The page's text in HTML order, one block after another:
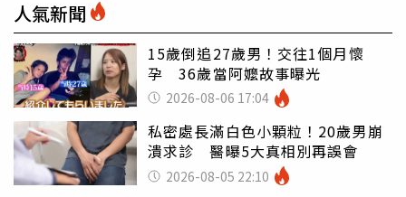
人氣新聞
15歲倒追27歲男！交往1個月懷
孕 36歲當阿嬤故事曝光
2026-08-06 17:04
私密處長滿白色小顆粒！20歲男崩
潰求診 醫曝5大真相別再誤會
2026-08-05 22:10